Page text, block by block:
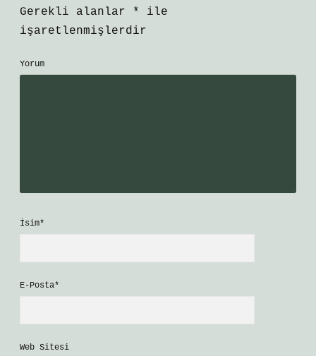
Gerekli alanlar
*
ile
işaretlenmişlerdir
Yorum
İsim*
E-Posta*
Web Sitesi